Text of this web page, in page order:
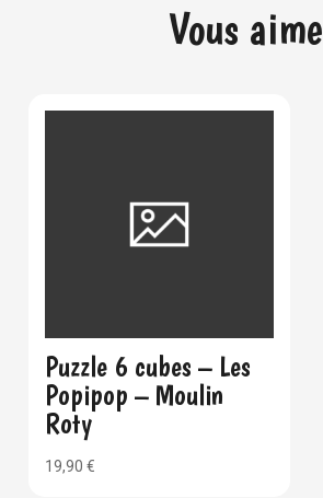
Vous
Puzzle 6 cubes – Les
Popipop – Moulin
Roty
19,90€